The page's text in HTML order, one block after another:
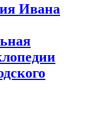
Ивана